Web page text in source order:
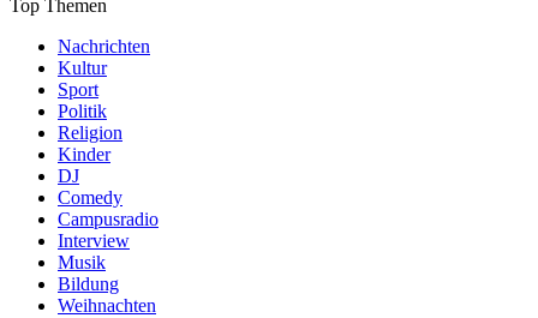
Top Themen
Nachrichten
Kultur
Sport
Politik
Religion
Kinder
DJ
Comedy
Campusradio
Interview
Musik
Bildung
Weihnachten